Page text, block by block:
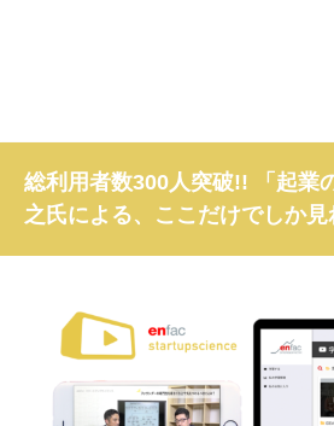
総利用者数300人突破!! 「起業
之氏による、ここだけでしか